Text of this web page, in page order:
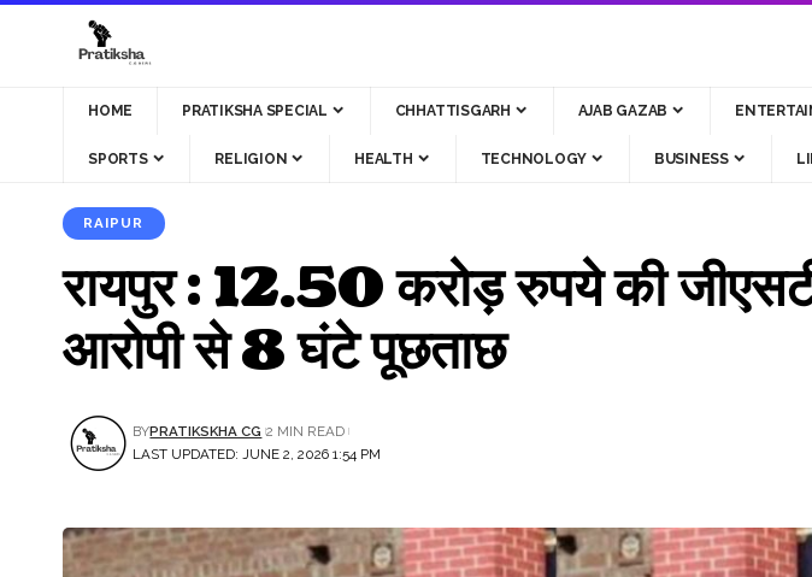
HOME PRATIKSHA SPECIAL CHHATTISGARH AJAB GAZAB
SPORTS RELIGION HEALTH TECHNOLOGY BUSINESS
RAIPUR
रायपुर : 12.50 करोड़ रुपये की जीएसटी
आरोपी से 8 घंटे पूछताछ
LAST UPDATED: JUNE 2, 2026 1:54 PM
BYPRATIKSKHA CG 2 MIN READ